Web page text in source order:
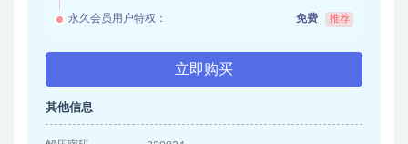
永久会员用户特权： 免费 推荐
立即购买
其他信息